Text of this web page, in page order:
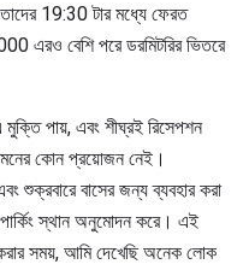
19:30 টার মধ্যে ফেরত
এরও বেশি পরে ডরমিটরির ভিতরে
পায়, এবং শীঘ্রই রিসেপশন
কোন প্রয়োজন নেই।
শুক্রবারে বাসের জন্য ব্যবহার করা
পার্কিং স্থান অনুমোদন করে। এই
করার সময়, আমি দেখেছি অনেক লোক